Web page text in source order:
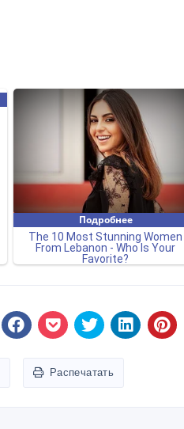
Распечатать